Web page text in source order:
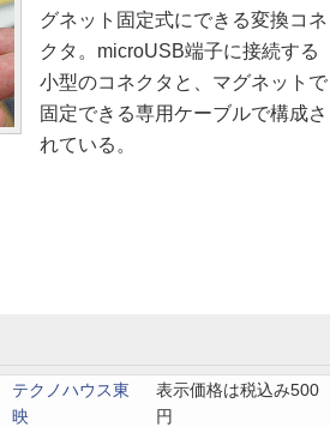
グネット固定式にできる変換コネ
クタ。microUSB端子に接続する
小型のコネクタと、マグネットで
固定できる専用ケーブルで構成さ
れている。
テクノハウス東
映
表示価格は税込み500
円